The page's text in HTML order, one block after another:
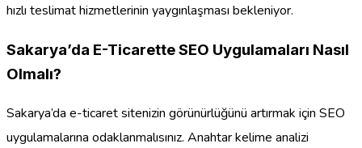
hızlı teslimat hizmetlerinin yaygınlaşması bekleniyor.
Sakarya’da E-Ticarette SEO Uygulamaları Nasıl
Olmalı?
Sakarya’da e-ticaret sitenizin görünürlüğünü artırmak için SEO
uygulamalarına odaklanmalısınız. Anahtar kelime analizi